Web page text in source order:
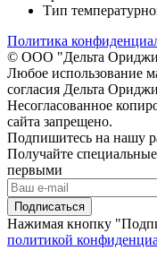
Тип
Политика
© ООО "Дельта
Любое использование
согласия Дельта
Несогласованное
сайта запрещено.
Подпишитесь на нашу
Получайте
первыми
Подписаться
Нажимая кнопку
политикой